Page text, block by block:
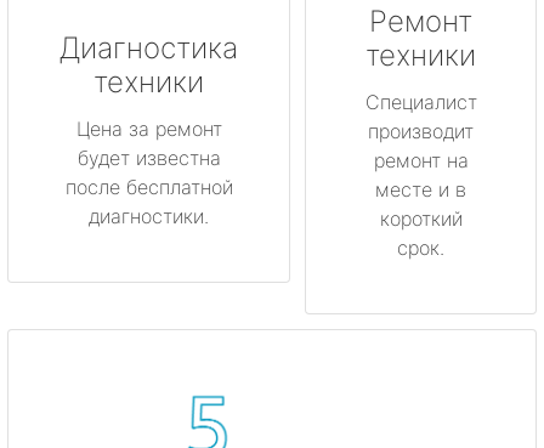
Диагностика
техники
Цена за ремонт
будет известна
после бесплатной
диагностики.
Ремонт
техники
Специалист
производит
ремонт на
месте и в
короткий
срок.